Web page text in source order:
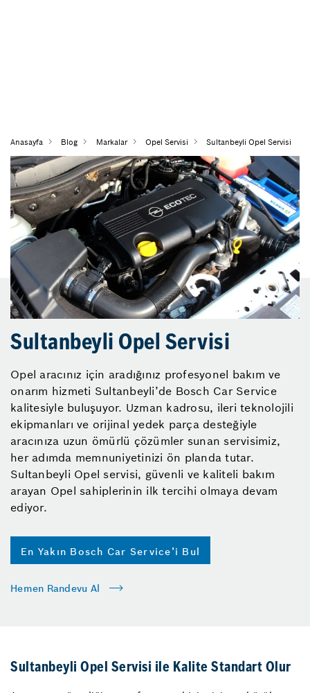
Anasayfa Blog Markalar Opel Servisi Sultanbeyli Opel Servisi
Sultanbeyli Opel Servisi
Opel aracınız için aradığınız profesyonel bakım ve
onarım hizmeti Sultanbeyli’de Bosch Car Service
kalitesiyle buluşuyor. Uzman kadrosu, ileri teknolojili
ekipmanları ve orijinal yedek parça desteğiyle
aracınıza uzun ömürlü çözümler sunan servisimiz,
her adımda memnuniyetinizi ön planda tutar.
Sultanbeyli Opel servisi, güvenli ve kaliteli bakım
arayan Opel sahiplerinin ilk tercihi olmaya devam
ediyor.
En Yakın Bosch Car Service’i Bul
Hemen Randevu Al
Sultanbeyli Opel Servisi ile Kalite Standart Olur